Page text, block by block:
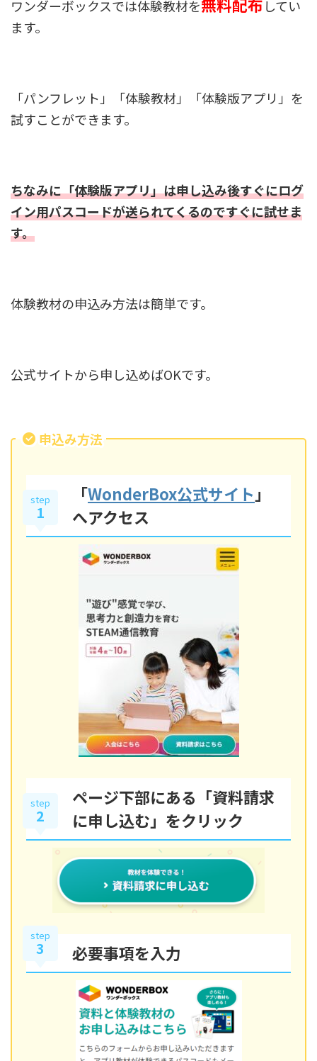
ワンダーボックスでは体験教材を無料配布してい
ます。
「パンフレット」「体験教材」「体験版アプリ」を
試すことができます。
ちなみに「体験版アプリ」は申し込み後すぐにログ
イン用パスコードが送られてくるのですぐに試せま
す。
体験教材の申込み方法は簡単です。
公式サイトから申し込めばOKです。
申込み方法
step
1
「WonderBox公式サイト 」
へアクセス
step
2
ページ下部にある「資料請求
に申し込む」をクリック
step
3 必要事項を入力